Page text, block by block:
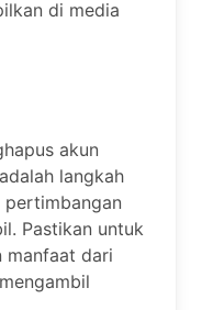
di media
akun
langkah
pertimbangan
Pastikan untuk
manfaat dari